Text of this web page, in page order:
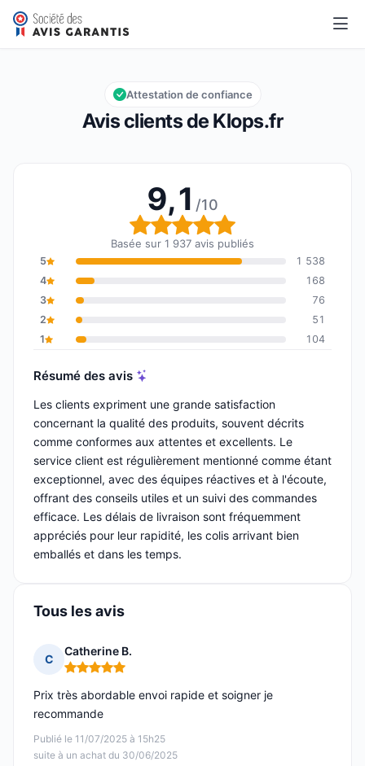
Klops.fr
Note globale : 9,1 sur 10
9,1/10
Avis clients de Klops.fr
Attestation de confiance
9,1 /10
Note globale : 9,1 sur 10
Basée sur 1 937 avis publiés
5
1 538
4
168
3
76
2
51
1
104
Résumé des avis
Les clients expriment une grande satisfaction
concernant la qualité des produits, souvent décrits
comme conformes aux attentes et excellents. Le
service client est régulièrement mentionné comme étant
exceptionnel, avec des équipes réactives et à l'écoute,
offrant des conseils utiles et un suivi des commandes
efficace. Les délais de livraison sont fréquemment
appréciés pour leur rapidité, les colis arrivant bien
emballés et dans les temps.
Tous les avis
C
Catherine B.
Note : 5 sur 5
Publié le 11/07/2025 à 15h25
suite à un achat du 30/06/2025
Prix très abordable envoi rapide et soigner je
recommande